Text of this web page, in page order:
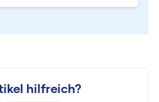
hilfreich?